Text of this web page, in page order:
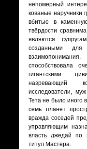
непомерный
кованые наручники
вбитые в
твёрдости
являются
созданными
способствовала
гигантскими
назревающий
исследователи,
Тета не было иного
семь планет
вражда соседей
управляющим
власть джедай по
титул Мастера.